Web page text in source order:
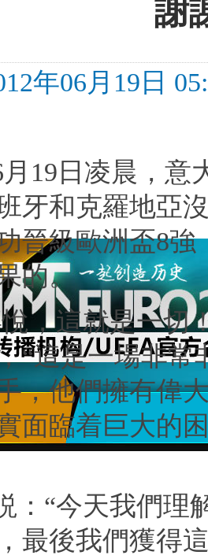
謝
年06月19日
19日凌晨，意
牙和克羅地亞
晉級歐洲盃8
的。
，這就是一切
“這是一場非
，他們擁有偉
面臨着巨大的
：“今天我們理
最後我們獲得